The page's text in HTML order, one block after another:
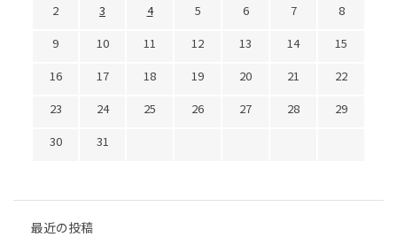
2
3 4 5 6 7
8
9
10 11 12 13 14
15
16
17 18 19 20 21
22
23
24 25 26 27 28
29
30
31
最近の投稿